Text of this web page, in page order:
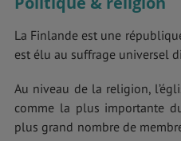
La Finlande est une
est élu au suffrage universel
Au niveau de la religion,
comme la plus importante
plus grand nombre de